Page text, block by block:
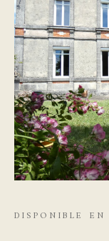
DISPONIBLE EN